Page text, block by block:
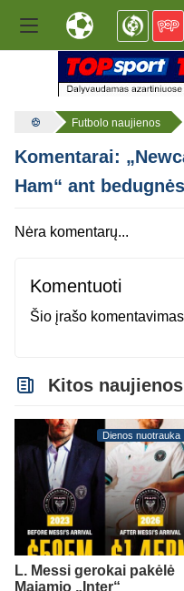
Futbolo naujienos
Komentarai:
Ham“ ant
Nėra komentarų...
Komentuoti
Šio įrašo
Kitos naujienos
Dienos nuotrauka
L. Messi gerokai pakėlė
Majamio „Inter“